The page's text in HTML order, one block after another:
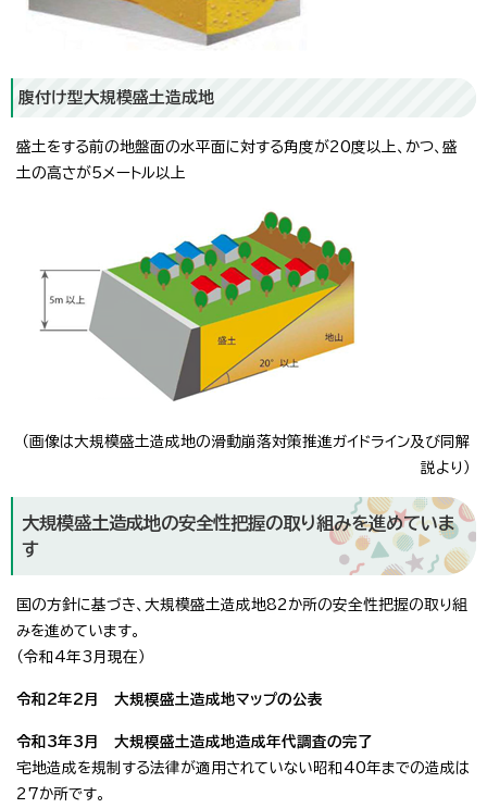
腹付け型大規模盛土造成地
盛土をする前の地盤面の水平面に対する角度が20度以上、かつ、盛
土の高さが5メートル以上
（画像は大規模盛土造成地の滑動崩落対策推進ガイドライン及び同解
説より）
大規模盛土造成地の安全性把握の取り組みを進めていま
す
国の方針に基づき、大規模盛土造成地82か所の安全性把握の取り組
みを進めています。
（令和4年3月現在）
令和2年2月 大規模盛土造成地マップの公表
令和3年3月 大規模盛土造成地造成年代調査の完了
宅地造成を規制する法律が適用されていない昭和40年までの造成は
27か所です。